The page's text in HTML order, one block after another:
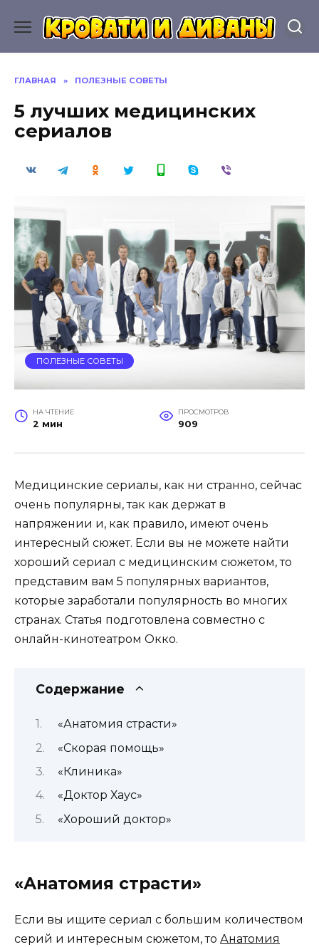
содержанию
ГЛАВНАЯ » ПОЛЕЗНЫЕ СОВЕТЫ
5 лучших медицинских
сериалов
ПОЛЕЗНЫЕ СОВЕТЫ
НА ЧТЕНИЕ
2 мин
ПРОСМОТРОВ
909
Медицинские сериалы, как ни странно, сейчас
очень популярны, так как держат в
напряжении и, как правило, имеют очень
интересный сюжет. Если вы не можете найти
хороший сериал с медицинским сюжетом, то
представим вам 5 популярных вариантов,
которые заработали популярность во многих
странах. Cтатья подготовлена совместно с
онлайн-кинотеатром Окко.
Содержание
«Анатомия страсти»
«Скорая помощь»
«Клиника»
«Доктор Хаус»
«Хороший доктор»
«Анатомия страсти»
Если вы ищите сериал с большим количеством
серий и интересным сюжетом, то Анатомия